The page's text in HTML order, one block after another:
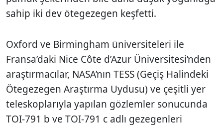
sahip iki dev ötegezegen keşfetti.
Oxford ve Birmingham üniversiteleri ile
Fransa’daki Nice Côte d’Azur Üniversitesi’nden
araştırmacılar, NASA’nın TESS (Geçiş Halindeki
Ötegezegen Araştırma Uydusu) ve çeşitli yer
teleskoplarıyla yapılan gözlemler sonucunda
TOI-791 b ve TOI-791 c adlı gezegenleri